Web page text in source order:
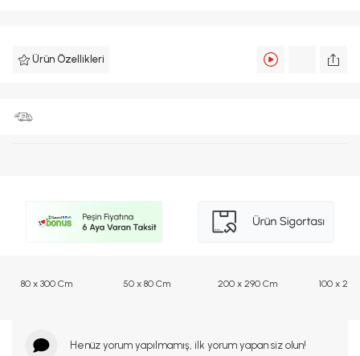
Ürün Özellikleri
80 x 300 Cm 50 x 80 Cm 200 x 290 Cm 100 x
Henüz yorum yapılmamış, ilk yorum yapan siz olun!